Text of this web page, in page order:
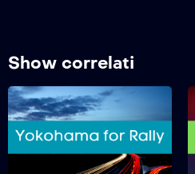
Safe Drive – 414^
Show correlati